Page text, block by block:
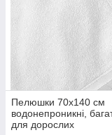
Пелюшки 70х140 см
водонепроникні,
для дорослих